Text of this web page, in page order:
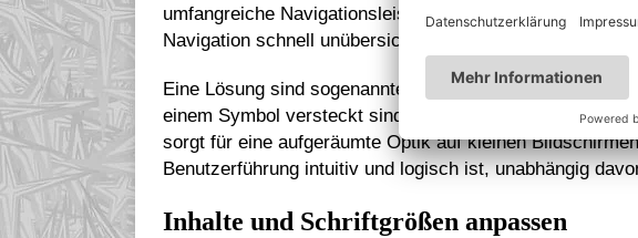
umfangreiche Navigationsleisten kein Problem. Auf
Navigation schnell unübersichtlich werden.
Eine Lösung sind sogenannte “Hamburger-Menüs”, bei
einem Symbol versteckt sind, das bei Bedarf geöffnet
sorgt für eine aufgeräumte Optik auf kleinen
Benutzerführung intuitiv und logisch ist, unabhängig
Inhalte und Schriftgrößen anpassen